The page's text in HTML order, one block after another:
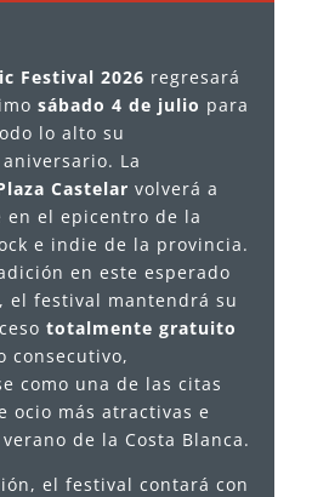
Festival 2026 regresará
sábado 4 de julio para
lo alto su
La
Castelar volverá a
en el epicentro de la
e indie de la provincia.
en este esperado
el festival mantendrá su
totalmente gratuito
consecutivo,
como una de las citas
ocio más atractivas e
de la Costa Blanca.
el festival contará con